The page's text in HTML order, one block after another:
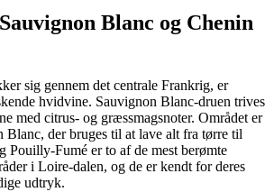
Blanc og Chenin
sig gennem det centrale Frankrig, er
hvidvine. Sauvignon Blanc-druen trives
med citrus- og græssmagsnoter. Området er
Blanc, der bruges til at lave alt fra tørre til
Pouilly-Fumé er to af de mest berømte
i Loire-dalen, og de er kendt for deres
udtryk.